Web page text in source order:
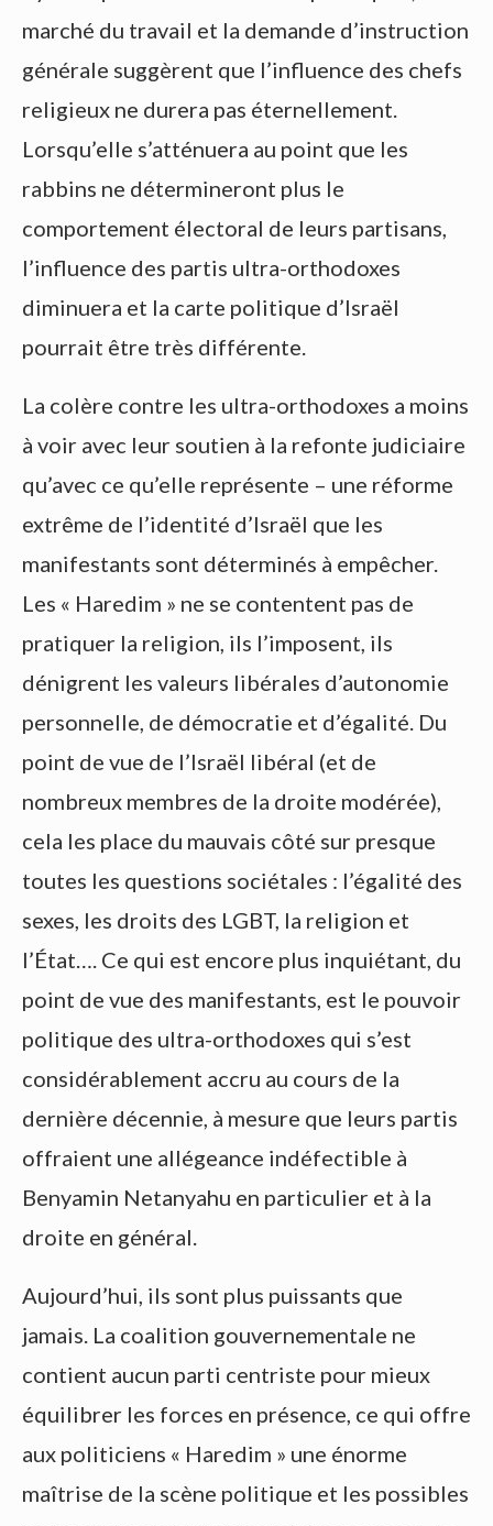
marché du travail et la demande d’instruction
générale suggèrent que l’influence des chefs
religieux ne durera pas éternellement.
Lorsqu’elle s’atténuera au point que les
rabbins ne détermineront plus le
comportement électoral de leurs partisans,
l’influence des partis ultra-orthodoxes
diminuera et la carte politique d’Israël
pourrait être très différente.
La colère contre les ultra-orthodoxes a moins
à voir avec leur soutien à la refonte judiciaire
qu’avec ce qu’elle représente – une réforme
extrême de l’identité d’Israël que les
manifestants sont déterminés à empêcher.
Les « Haredim » ne se contentent pas de
pratiquer la religion, ils l’imposent, ils
dénigrent les valeurs libérales d’autonomie
personnelle, de démocratie et d’égalité. Du
point de vue de l’Israël libéral (et de
nombreux membres de la droite modérée),
cela les place du mauvais côté sur presque
toutes les questions sociétales : l’égalité des
sexes, les droits des LGBT, la religion et
l’État…. Ce qui est encore plus inquiétant, du
point de vue des manifestants, est le pouvoir
politique des ultra-orthodoxes qui s’est
considérablement accru au cours de la
dernière décennie, à mesure que leurs partis
offraient une allégeance indéfectible à
Benyamin Netanyahu en particulier et à la
droite en général.
Aujourd’hui, ils sont plus puissants que
jamais. La coalition gouvernementale ne
contient aucun parti centriste pour mieux
équilibrer les forces en présence, ce qui offre
aux politiciens « Haredim » une énorme
maîtrise de la scène politique et les possibles